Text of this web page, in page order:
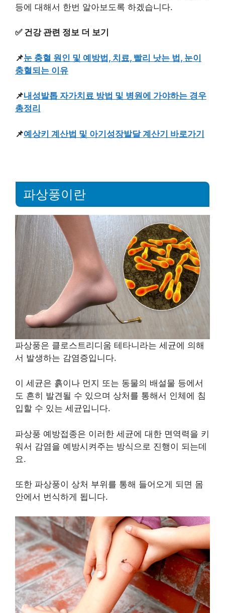
등에 대해서 한번 알아보도록 하겠습니다.
✅ 건강 관련 정보 더 보기
📌눈 충혈 원인 및 예방법, 치료, 빨리 낫는 법, 눈이
충혈되는 이유
📌내성발톱 자가치료 방법 및 병원에 가야하는 경우
총정리
📌예상키 계산법 및 아기성장발달 계산기 바로가기
파상풍이란
파상풍은 클로스트리디움 테타니라는 세균에 의해
서 발생하는 감염증입니다.
이 세균은 흙이나 먼지 또는 동물의 배설물 등에서
도 흔히 발견될 수 있으며 상처를 통해서 인체에 침
입할 수 있는 세균입니다.
파상풍 예방접종은 이러한 세균에 대한 면역력을 키
워서 감염을 예방시켜주는 방식으로 진행이 되는데
요.
또한 파상풍이 상처 부위를 통해 들어오게 되면 몸
안에서 번식하게 됩니다.